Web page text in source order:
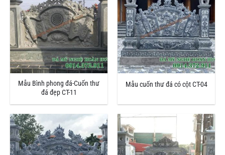
Mẫu Bình phong đá-Cuốn thư
đá đẹp CT-11
Mẫu cuốn thư đá có cột CT-04